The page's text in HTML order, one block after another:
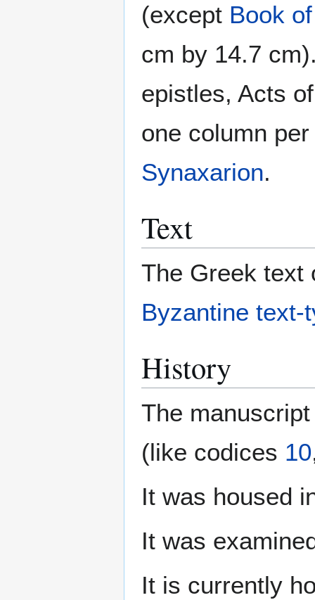
(except Book
cm by 14.7
epistles, Acts
one column
Synaxarion.
Text
The Greek text
Byzantine text-
History
The
(like codices 10
It was housed
It was
It is currently